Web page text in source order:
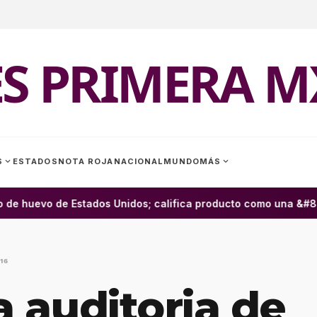
PRIMERA
expand_more ESTADOS NOTA ROJA NACIONAL MUNDOMÁS expand_more
de Estados Unidos; califica producto como una